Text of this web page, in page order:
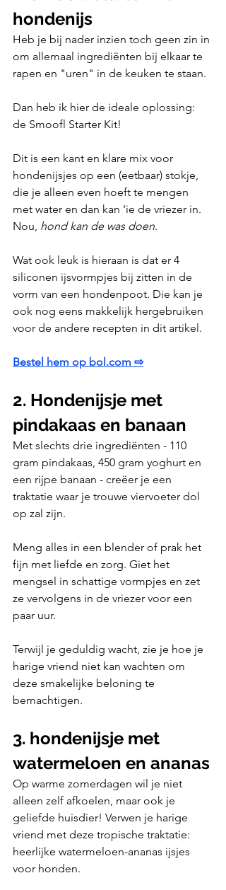
hondenijs
Heb je bij nader inzien toch geen zin in
om allemaal ingrediënten bij elkaar te
rapen en "uren" in de keuken te staan.
Dan heb ik hier de ideale oplossing:
de Smoofl Starter Kit!
Dit is een kant en klare mix voor
hondenijsjes op een (eetbaar) stokje,
die je alleen even hoeft te mengen
met water en dan kan 'ie de vriezer in.
Nou, hond kan de was doen.
Wat ook leuk is hieraan is dat er 4
siliconen ijsvormpjes bij zitten in de
vorm van een hondenpoot. Die kan je
ook nog eens makkelijk hergebruiken
voor de andere recepten in dit artikel.
Bestel hem op bol.com ⇨
2. Hondenijsje met
pindakaas en banaan
Met slechts drie ingrediënten - 110
gram pindakaas, 450 gram yoghurt en
een rijpe banaan - creëer je een
traktatie waar je trouwe viervoeter dol
op zal zijn.
Meng alles in een blender of prak het
fijn met liefde en zorg. Giet het
mengsel in schattige vormpjes en zet
ze vervolgens in de vriezer voor een
paar uur.
Terwijl je geduldig wacht, zie je hoe je
harige vriend niet kan wachten om
deze smakelijke beloning te
bemachtigen.
3. hondenijsje met
watermeloen en ananas
Op warme zomerdagen wil je niet
alleen zelf afkoelen, maar ook je
geliefde huisdier! Verwen je harige
vriend met deze tropische traktatie:
heerlijke watermeloen-ananas ijsjes
voor honden.